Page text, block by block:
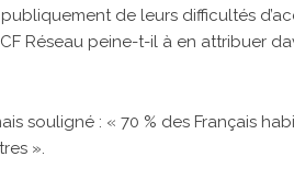
de leurs difficultés
Réseau peine-t-il à en attribuer
souligné : « 70 % des Français
».